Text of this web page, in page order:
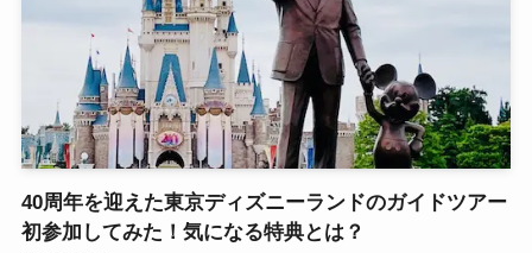
40周年を迎えた東京ディズニーランドのガイドツアー
初参加してみた！気になる特典とは？